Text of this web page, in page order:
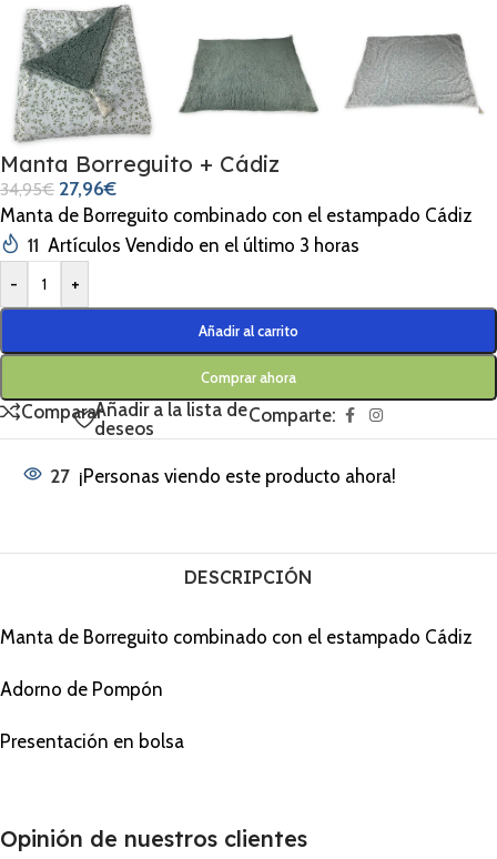
Manta Borreguito + Cádiz
34,95€ 27,96€
Manta de Borreguito combinado con el estampado Cádiz
11 Artículos Vendido en el último 3 horas
-
+
Añadir al carrito
Comprar ahora
CompararAñadir a la lista de
deseos
Comparte:
27 ¡Personas viendo este producto ahora!
DESCRIPCIÓN
Manta de Borreguito combinado con el estampado Cádiz
Adorno de Pompón
Presentación en bolsa
Opinión de nuestros clientes